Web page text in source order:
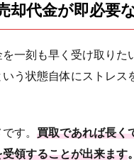
却代金が即必要
一刻も早く受け取りた
う状態自体にストレ
す。 買取であれば長く
領することが出来ます。